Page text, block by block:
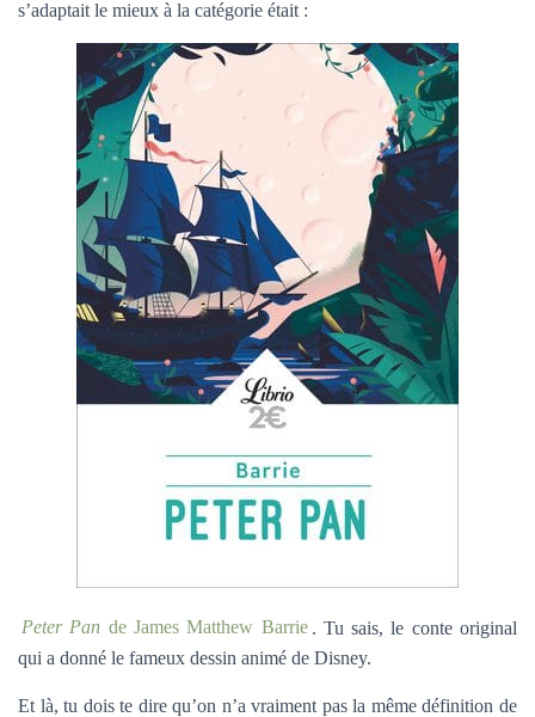
s’adaptait le mieux à la catégorie était :
Peter Pan de James Matthew Barrie . Tu sais, le conte original
qui a donné le fameux dessin animé de Disney.
Et là, tu dois te dire qu’on n’a vraiment pas la même définition de